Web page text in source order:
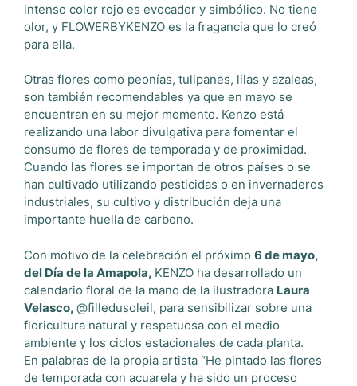
intenso color rojo es evocador y simbólico. No tiene
olor, y FLOWERBYKENZO es la fragancia que lo creó
para ella.
Otras flores como peonías, tulipanes, lilas y azaleas,
son también recomendables ya que en mayo se
encuentran en su mejor momento. Kenzo está
realizando una labor divulgativa para fomentar el
consumo de flores de temporada y de proximidad.
Cuando las flores se importan de otros países o se
han cultivado utilizando pesticidas o en invernaderos
industriales, su cultivo y distribución deja una
importante huella de carbono.
Con motivo de la celebración el próximo 6 de mayo,
del Día de la Amapola, KENZO ha desarrollado un
calendario floral de la mano de la ilustradora Laura
Velasco, @filledusoleil, para sensibilizar sobre una
floricultura natural y respetuosa con el medio
ambiente y los ciclos estacionales de cada planta.
En palabras de la propia artista “He pintado las flores
de temporada con acuarela y ha sido un proceso